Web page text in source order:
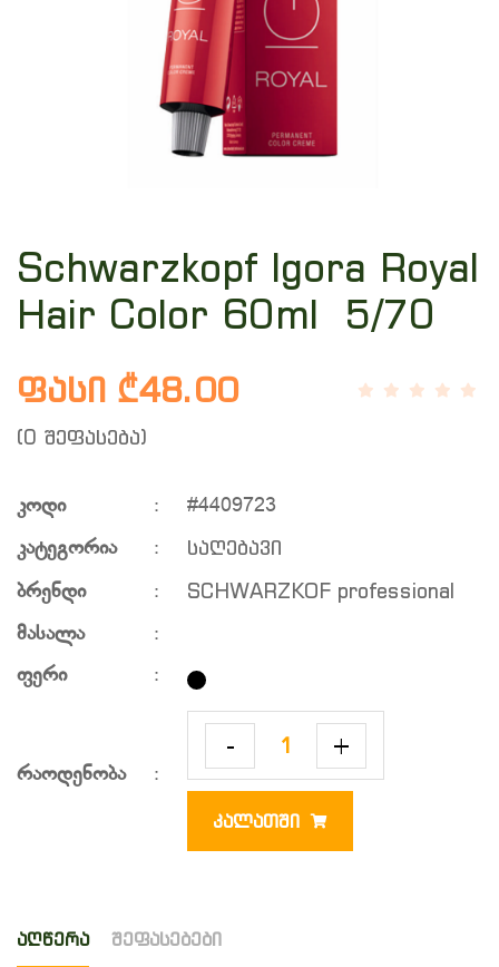
Schwarzkopf Igora Royal
Hair Color 60ml 5/70
ფასი ₾48.00
(0 შეფასება)
კოდი :
#4409723
კატეგორია
:
საღებავი
ბრენდი
:
SCHWARZKOF professional
მასალა
:
ფერი
:
რაოდენობა :
- +
ᲙᲐᲚᲐᲗᲨᲘ
აღწერა შეფასებები